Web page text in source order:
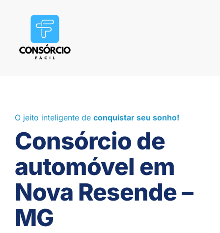
O jeito inteligente de conquistar seu sonho!
Consórcio de
automóvel em
Nova Resende –
MG